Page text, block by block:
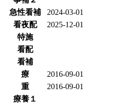
急性看補
2024-03-01
看夜配
2025-12-01
特施
看配
看補
療
2016-09-01
重
2016-09-01
療養１